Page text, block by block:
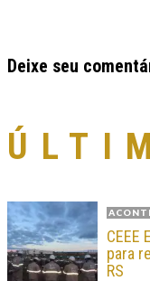
Deixe seu
CEEE
para
RS